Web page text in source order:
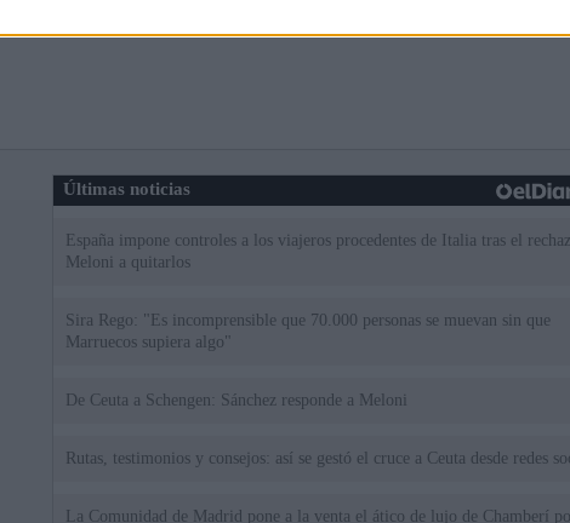
Últimas noticias
España impone controles a los viajeros procedentes de Italia tras el
Meloni a quitarlos
Sira Rego: "Es incomprensible que 70.000 personas se muevan sin que
Marruecos supiera algo"
De Ceuta a Schengen: Sánchez responde a Meloni
Rutas, testimonios y consejos: así se gestó el cruce a Ceuta desde redes
La Comunidad de Madrid pone a la venta el ático de lujo de Chamberí